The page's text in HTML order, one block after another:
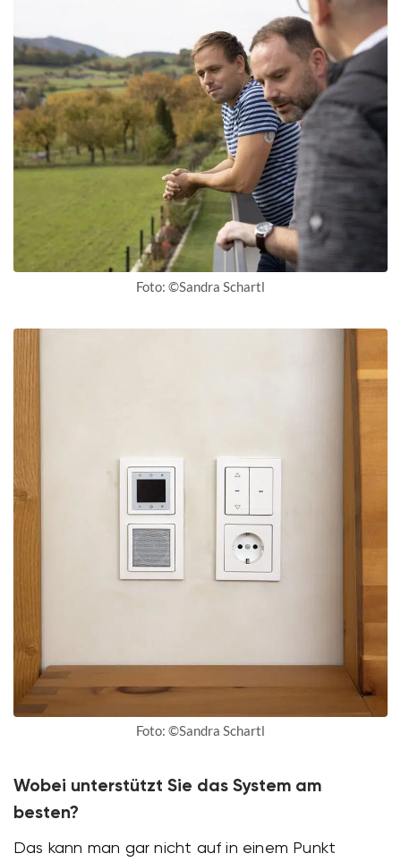
Foto: ©Sandra Schartl
Foto: ©Sandra Schartl
Wobei unterstützt Sie das System am
besten?
Das kann man gar nicht auf in einem Punkt